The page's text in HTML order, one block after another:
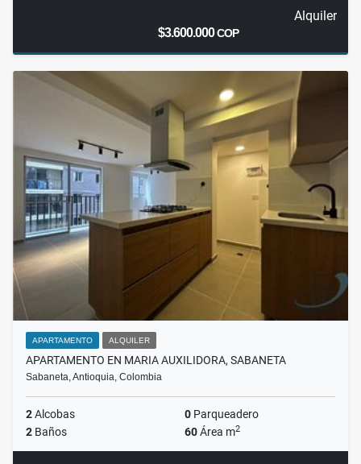
Alquiler
$3.600.000COP
APARTAMENTO ALQUILER
APARTAMENTO EN MARIA AUXILIDORA, SABANETA
Sabaneta, Antioquia, Colombia
2Alcobas 0 Parqueadero
2 Baños 60Área m2